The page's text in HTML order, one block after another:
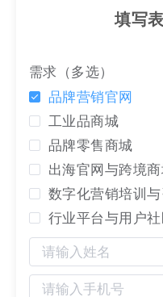
填写
需求（多选）
品牌营销官网
工业品商城
品牌零售商城
出海官网与跨境
数字化营销培训
行业平台与用户